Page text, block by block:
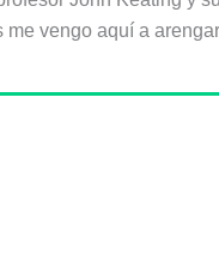
me vengo aquí a